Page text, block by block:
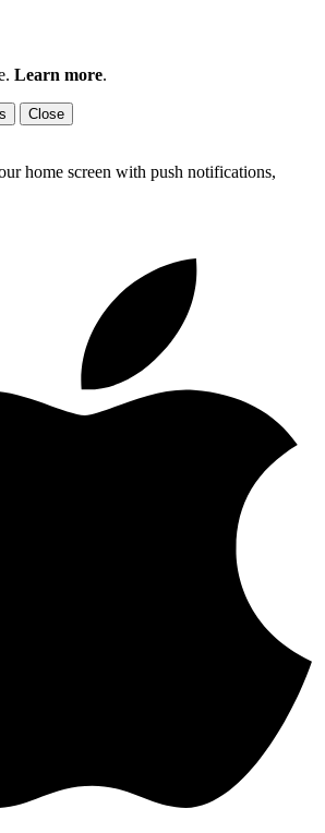
Learn more.
Close
home screen with push notifications,